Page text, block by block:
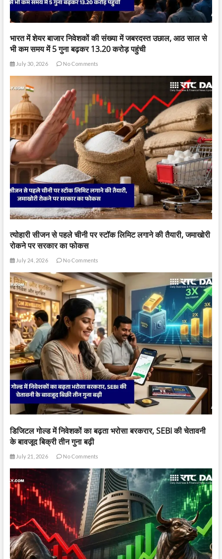
भारत में शेयर बाजार निवेशकों की संख्या में जबरदस्त उछाल, आठ साल से
भी कम समय में 5 गुना बढ़कर 13.20 करोड़ पहुंची
July 30, 2026 No Comments
त्योहारी सीजन से पहले चीनी पर स्टॉक लिमिट लगाने की तैयारी, जमाखोरी
रोकने पर सरकार का फोकस
July 24, 2026 No Comments
डिजिटल गोल्ड में निवेशकों का बढ़ता भरोसा बरकरार, SEBI की चेतावनी
के बावजूद बिक्री तीन गुना बढ़ी
July 21, 2026 No Comments